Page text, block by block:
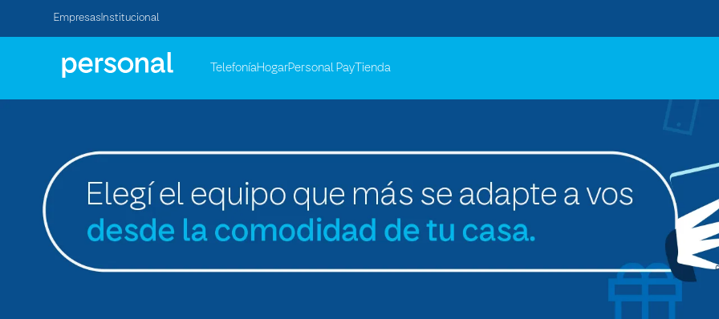
Empresas Institucional
TelefoníaHogarPersonal Pay Tienda